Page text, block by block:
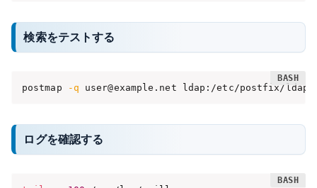
検索をテストする
postmap -q user@example.net ldap:/etc/postfix/
ログを確認する